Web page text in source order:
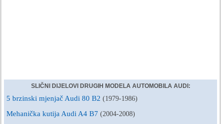
SLIČNI DIJELOVI DRUGIH MODELA AUTOMOBILA AUDI:
5 brzinski mjenjač Audi 80 B2 (1979-1986)
Mehanička kutija Audi A4 B7 (2004-2008)